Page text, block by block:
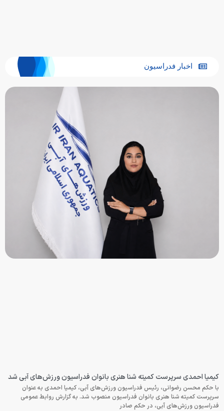
اخبار فدراسیون
کیمیا احمدی سرپرست کمیته شنا هنری بانوان فدراسیون ورزش‌های آبی شد
با حکم محسن رضوانی، رئیس فدراسیون ورزش‌های آبی، کیمیا احمدی به عنوان
سرپرست کمیته شنا هنری بانوان فدراسیون منصوب شد. به گزارش روابط عمومی
فدراسیون ورزش‌های آبی، در حکم صادر